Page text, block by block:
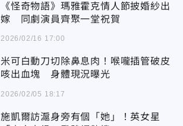
《怪奇物語》瑪雅霍克情人節披婚紗出
嫁 同劇演員齊聚一堂祝賀
2026/02/16 17:00
米可白動刀切除鼻息肉！喉嚨插管破皮
咳出血塊 身體現況曝光
2026/02/05 18:17
施凱爾訪滬身旁有個「她」！英女星